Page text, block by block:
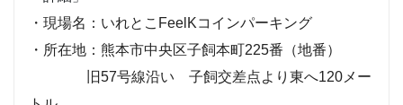
・現場名：いれとこFeelKコインパーキング
・所在地：熊本市中央区子飼本町225番（地番）
旧57号線沿い 子飼交差点より東へ120メー